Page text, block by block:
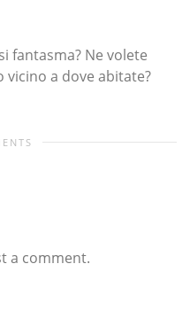
fantasma? Ne volete
vicino a dove abitate?
a comment.